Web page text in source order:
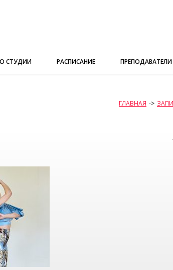
О СТУДИИ РАСПИСАНИЕ ПРЕПОДАВАТЕЛИ
ГЛАВНАЯ ->